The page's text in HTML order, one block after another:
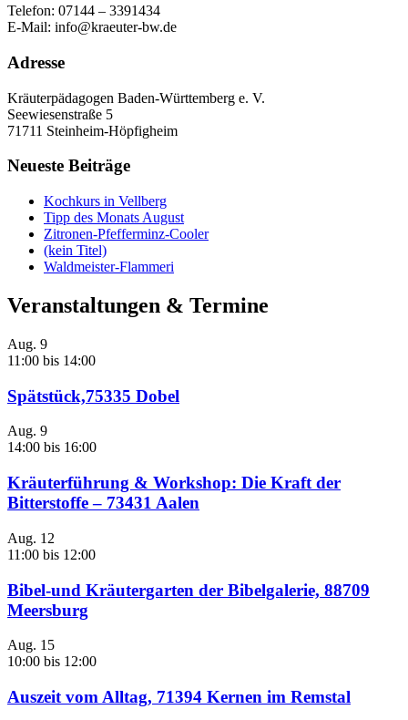
Telefon: 07144 – 3391434
E-Mail: info@kraeuter-bw.de
Adresse
Kräuterpädagogen Baden-Württemberg e. V.
Seewiesenstraße 5
71711 Steinheim-Höpfigheim
Neueste Beiträge
Kochkurs in Vellberg
Tipp des Monats August
Zitronen-Pfefferminz-Cooler
(kein Titel)
Waldmeister-Flammeri
Veranstaltungen & Termine
Aug. 9
11:00 bis 14:00
Spätstück,75335 Dobel
Aug. 9
14:00 bis 16:00
Kräuterführung & Workshop: Die Kraft der
Bitterstoffe – 73431 Aalen
Aug. 12
11:00 bis 12:00
Bibel-und Kräutergarten der Bibelgalerie, 88709
Meersburg
Aug. 15
10:00 bis 12:00
Auszeit vom Alltag, 71394 Kernen im Remstal